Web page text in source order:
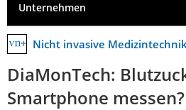
Unternehmen
Nicht invasive Medizintechnik
DiaMonTech:
Smartphone messen?